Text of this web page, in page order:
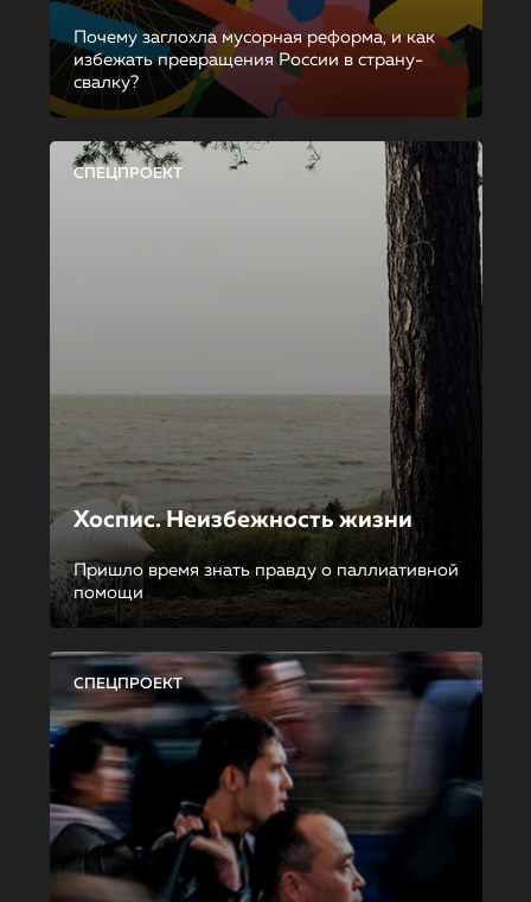
Почему заглохла мусорная реформа, и как
избежать превращения России в страну-
свалку?
СПЕЦПРОЕКТ
Хоспис. Неизбежность жизни
Пришло время знать правду о паллиативной
помощи
СПЕЦПРОЕКТ